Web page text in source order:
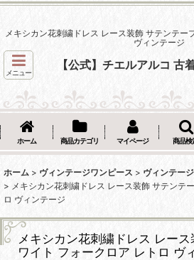
メキシカン花刺繍ドレス レース装飾 サテンテー
ヴィンテージ
メニュー
【公式】チエルアルコ 古
ホーム 商品カテゴリ マイページ 商品検
ホーム > ヴィンテージワンピース > ヴィンテー
> メキシカン花刺繍ドレス レース装飾 サテンテ
ロ ヴィンテージ
メキシカン花刺繍ドレス レー
ワイト フォークロア レトロ ヴ